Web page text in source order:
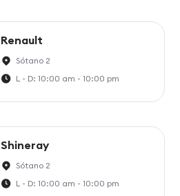
Renault
Sótano 2
L - D: 10:00 am - 10:00 pm
Shineray
Sótano 2
L - D: 10:00 am - 10:00 pm